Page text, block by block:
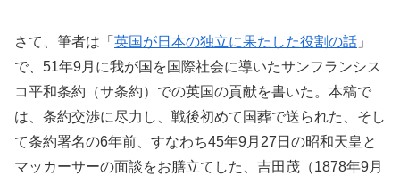
さて、筆者は「 英国が日本の独立に果たした役割の話 」
で、51年9月に我が国を国際社会に導いたサンフランシス
コ平和条約（サ条約）での英国の貢献を書いた。本稿で
は、条約交渉に尽力し、戦後初めて国葬で送られた、そし
て条約署名の6年前、すなわち45年9月27日の昭和天皇と
マッカーサーの面談をお膳立てした、吉田茂（1878年9月